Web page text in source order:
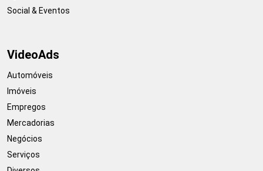
Social & Eventos
VideoAds
Automóveis
Imóveis
Empregos
Mercadorias
Negócios
Serviços